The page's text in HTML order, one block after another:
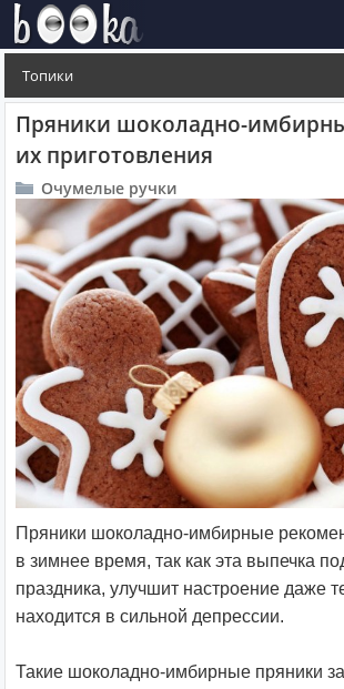
Топики
Пряники шоколадно-
их приготовления
Очумелые ручки
Пряники шоколадно-имбирные
в зимнее время, так как эта выпечка
праздника, улучшит настроение даже
находится в сильной депрессии.
Такие шоколадно-имбирные пряники